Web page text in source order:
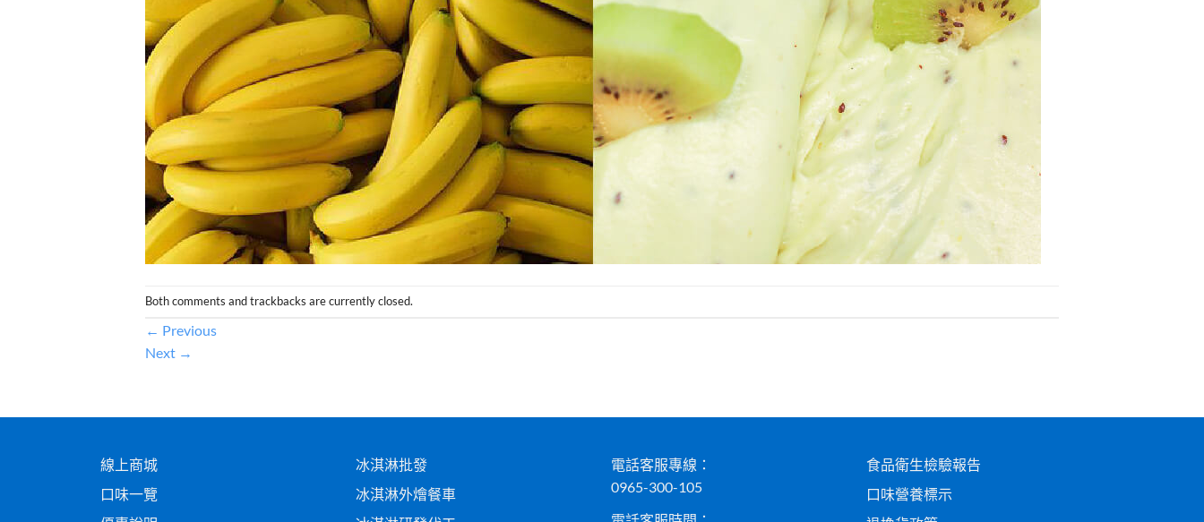
Both comments and trackbacks are currently closed.
← Previous
Next →
線上商城
口味一覽
冰淇淋批發
冰淇淋外燴餐車
電話客服專線：
0965-300-105
食品衛生檢驗報告
口味營養標示